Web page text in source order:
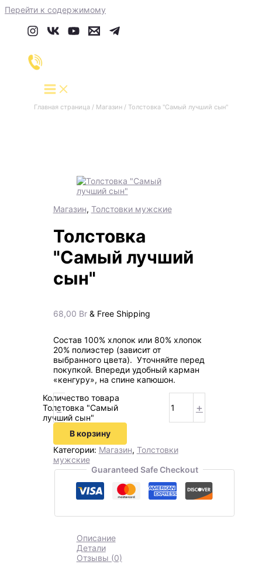
Перейти к содержимому
Главная страница / Магазин / Толстовка "Самый лучший сын"
Магазин, Толстовки мужские
Толстовка
"Самый лучший
сын"
68,00 Br & Free Shipping
Состав 100% хлопок или 80% хлопок
20% полиэстер (зависит от
выбранного цвета). Уточняйте перед
покупкой. Впереди удобный карман
«кенгуру», на спине капюшон.
-
Количество товара
Толстовка "Самый
лучший сын"
+
В корзину
Категории: Магазин, Толстовки
мужские
Guaranteed Safe Checkout
Описание
Детали
Отзывы (0)